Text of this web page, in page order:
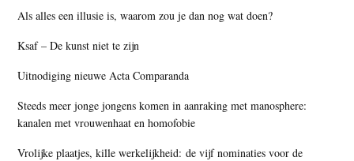
Als alles een illusie is, waarom zou je dan nog wat doen?
Ksaf – De kunst niet te zijn
Uitnodiging nieuwe Acta Comparanda
Steeds meer jonge jongens komen in aanraking met manosphere:
kanalen met vrouwenhaat en homofobie
Vrolijke plaatjes, kille werkelijkheid: de vijf nominaties voor de